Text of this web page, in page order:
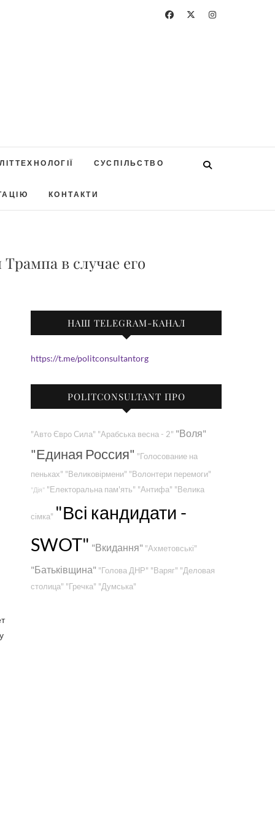
СУСПІЛЬСТВО
КОНТАКТИ
в случае его
НАШ TELEGRAM-КАНАЛ
https://t.me/politconsultantorg
POLITCONSULTANT ПРО
"Авто Євро Сила" "Арабська весна - 2" "Воля"
"Единая Россия" "Голосование на
пеньках" "Великовірмени" "Волонтери перемоги"
"Дія" "Електоральна пам'ять" "Антифа" "Велика
сімка" "Всі кандидати -
SWOT" "Вкидання" "Ахметовські"
"Батьківщина" "Голова ДНР" "Варяг" "Деловая
столица" "Гречка" "Думська"